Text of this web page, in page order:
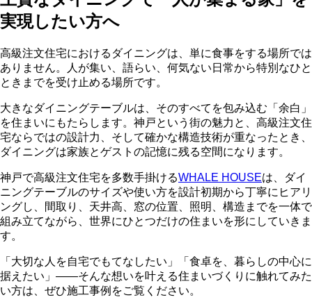
実現したい方へ
高級注文住宅におけるダイニングは、単に食事をする場所では
ありません。人が集い、語らい、何気ない日常から特別なひと
ときまでを受け止める場所です。
大きなダイニングテーブルは、そのすべてを包み込む「余白」
を住まいにもたらします。神戸という街の魅力と、高級注文住
宅ならではの設計力、そして確かな構造技術が重なったとき、
ダイニングは家族とゲストの記憶に残る空間になります。
神戸で高級注文住宅を多数手掛けるWHALE HOUSEは、ダイ
ニングテーブルのサイズや使い方を設計初期から丁寧にヒアリ
ングし、間取り、天井高、窓の位置、照明、構造までを一体で
組み立てながら、世界にひとつだけの住まいを形にしていきま
す。
「大切な人を自宅でもてなしたい」「食卓を、暮らしの中心に
据えたい」——そんな想いを叶える住まいづくりに触れてみた
い方は、ぜひ施工事例をご覧ください。